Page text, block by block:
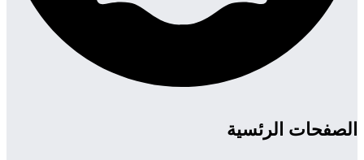
الصفحات الرئسية